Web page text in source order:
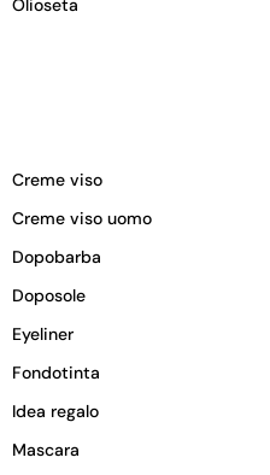
Olioseta
Creme viso
Creme viso uomo
Dopobarba
Doposole
Eyeliner
Fondotinta
Idea regalo
Mascara